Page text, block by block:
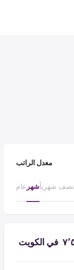
معدل الراتب
عام شهرنصف شهرياً